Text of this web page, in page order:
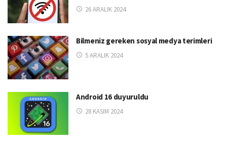
26 ARALIK 2024
Bilmeniz gereken sosyal medya terimleri
5 ARALIK 2024
Android 16 duyuruldu
28 KASIM 2024